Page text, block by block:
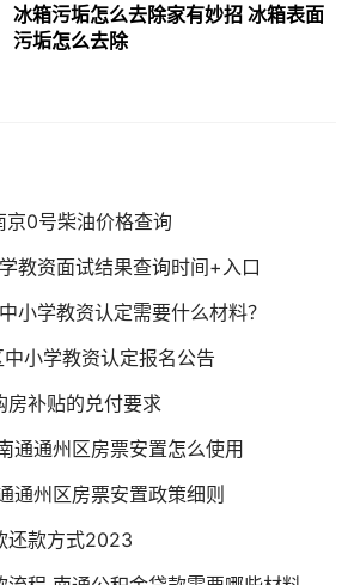
冰箱污垢怎么去除家有妙招 冰箱表面
污垢怎么去除
0号柴油价格查询
教资面试结果查询时间+入口
小学教资认定需要什么材料？
小学教资认定报名公告
房补贴的兑付要求
通通州区房票安置怎么使用
通州区房票安置政策细则
还款方式2023